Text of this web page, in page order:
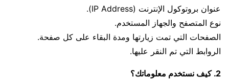
عنوان بروتوكول الإنترنت (IP Address).
نوع المتصفح والجهاز المستخدم.
الصفحات التي تمت زيارتها ومدة البقاء على كل صفحة.
الروابط التي تم النقر عليها.
2. كيف نستخدم معلوماتك؟